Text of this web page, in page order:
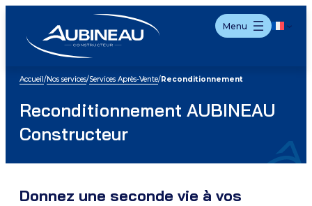
contenu
Menu
Accueil /Nos services/Services Après-Vente/Reconditionnement
Reconditionnement AUBINEAU
Constructeur
Donnez une seconde vie à vos